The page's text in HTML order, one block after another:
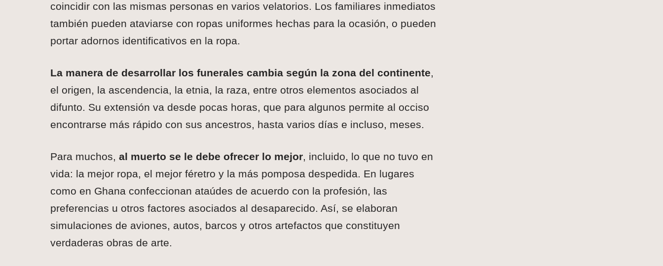
coincidir con las mismas personas en varios velatorios. Los familiares inmediatos
también pueden ataviarse con ropas uniformes hechas para la ocasión, o pueden
portar adornos identificativos en la ropa.
La manera de desarrollar los funerales cambia según la zona del continente,
el origen, la ascendencia, la etnia, la raza, entre otros elementos asociados al
difunto. Su extensión va desde pocas horas, que para algunos permite al occiso
encontrarse más rápido con sus ancestros, hasta varios días e incluso, meses.
Para muchos, al muerto se le debe ofrecer lo mejor, incluido, lo que no tuvo en
vida: la mejor ropa, el mejor féretro y la más pomposa despedida. En lugares
como en Ghana confeccionan ataúdes de acuerdo con la profesión, las
preferencias u otros factores asociados al desaparecido. Así, se elaboran
simulaciones de aviones, autos, barcos y otros artefactos que constituyen
verdaderas obras de arte.